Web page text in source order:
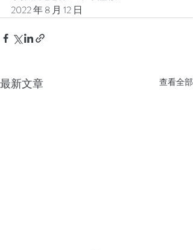
2022 年 8 月 12 日
最新文章 查看全部